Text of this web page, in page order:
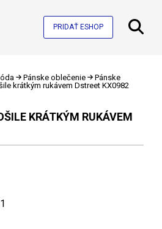
PRIDAŤ ESHOP
Pánske oblečenie
Pánske
krátkým rukávem Dstreet KX0982
KRÁTKÝM RUKÁVEM